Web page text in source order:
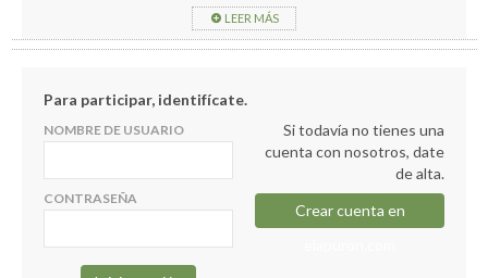
felicitar a el y su equipo de trabajo..yo solo lo felicito a él
LEER MÁS
Para participar, identifícate.
NOMBRE DE USUARIO
CONTRASEÑA
Si todavía no tienes una
cuenta con nosotros, date
de alta.
Crear cuenta en